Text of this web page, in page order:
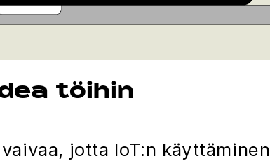
töihin
jotta IoT:n käyttäminen